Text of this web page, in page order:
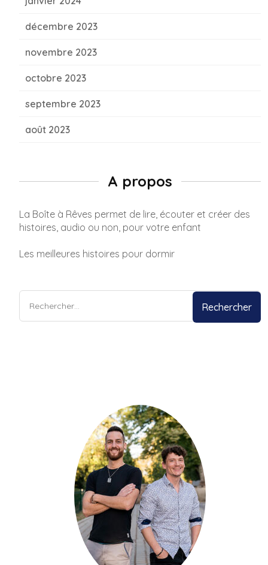
décembre 2023
novembre 2023
octobre 2023
septembre 2023
août 2023
A propos
La Boîte à Rêves permet de lire, écouter et créer des
histoires, audio ou non, pour votre enfant
Les meilleures histoires pour dormir